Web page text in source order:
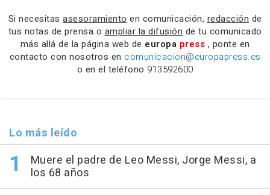
Si necesitas asesoramiento en comunicación, redacción de
tus notas de prensa o ampliar la difusión de tu comunicado
más allá de la página web de europa press , ponte en
contacto con nosotros en comunicacion@europapress.es
o en el teléfono 913592600
Lo más leído
Muere el padre de Leo Messi, Jorge Messi, a
los 68 años